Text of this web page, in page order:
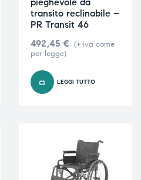
transito reclinabile –
PR Transit 46
492,45 € (+ iva come
per legge)
LEGGI TUTTO